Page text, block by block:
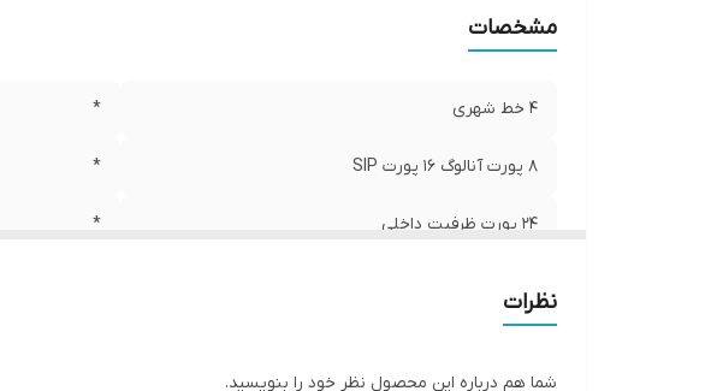
مشخصات
4 خط شهری *
8 پورت آنالوگ 16 پورت SIP *
24 پورت ظرفیت داخلی *
نظرات
شما هم درباره این محصول نظر خود را بنویسید.